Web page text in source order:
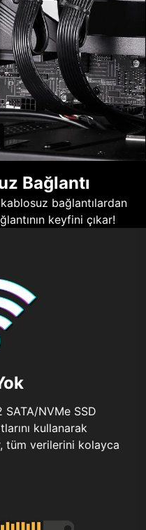
Bağlantı
bağlantılardan
keyfini çıkar!
NVMe SSD
kullanarak
tüm verilerini kolayca